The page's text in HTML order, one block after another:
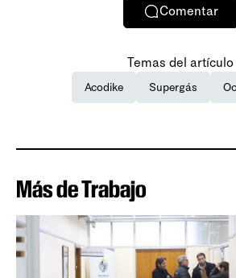
Comentar
Temas del artículo
Acodike Supergás
Más de Trabajo